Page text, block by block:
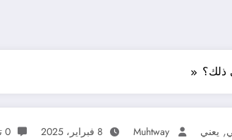
ذلك؟
, يعني Muhtway 8 فبراير، 2025 0 تعليقات